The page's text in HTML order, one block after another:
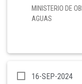
MINISTERIO DE
AGUAS
16-SEP-2024